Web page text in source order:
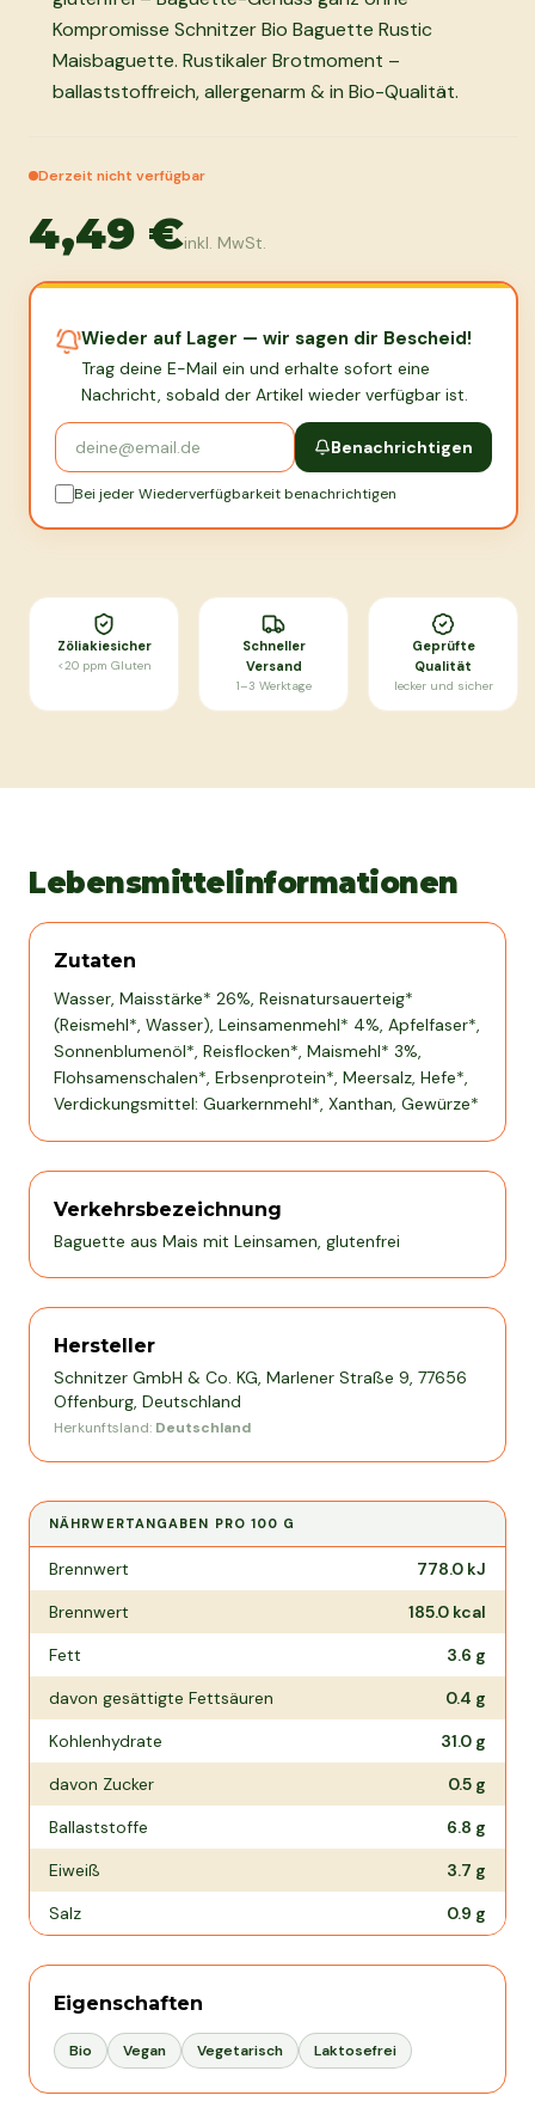
Kompromisse Schnitzer Bio Baguette Rustic
Maisbaguette. Rustikaler Brotmoment –
ballaststoffreich, allergenarm & in Bio-Qualität.
Derzeit nicht verfügbar
4,49 €inkl. MwSt.
Wieder auf Lager — wir sagen dir Bescheid!
Trag deine E-Mail ein und erhalte sofort eine
Nachricht, sobald der Artikel wieder verfügbar ist.
Benachrichtigen
Bei jeder Wiederverfügbarkeit benachrichtigen
Zöliakiesicher
<20 ppm Gluten
Schneller
Versand
1–3 Werktage
Geprüfte
Qualität
lecker und sicher
Lebensmittelinformationen
Zutaten
Wasser, Maisstärke* 26%, Reisnatursauerteig*
(Reismehl*, Wasser), Leinsamenmehl* 4%, Apfelfaser*,
Sonnenblumenöl*, Reisflocken*, Maismehl* 3%,
Flohsamenschalen*, Erbsenprotein*, Meersalz, Hefe*,
Verdickungsmittel: Guarkernmehl*, Xanthan, Gewürze*
Verkehrsbezeichnung
Baguette aus Mais mit Leinsamen, glutenfrei
Hersteller
Schnitzer GmbH & Co. KG, Marlener Straße 9, 77656
Offenburg, Deutschland
Herkunftsland: Deutschland
NÄHRWERTANGABEN PRO100 G
Nährwertangaben pro
Brennwert 778.0 kJ
Brennwert
185.0 kcal
Fett
3.6 g
davon gesättigte Fettsäuren
0.4 g
Kohlenhydrate
31.0 g
davon Zucker
0.5 g
Ballaststoffe
6.8 g
Eiweiß
3.7 g
Salz
0.9 g
Eigenschaften
Bio Vegan Vegetarisch Laktosefrei